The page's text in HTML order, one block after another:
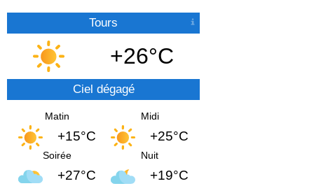
Tours
+26°C
Ciel dégagé
Matin
+15°C
Midi
+25°C
Soirée
+27°C
Nuit
+19°C